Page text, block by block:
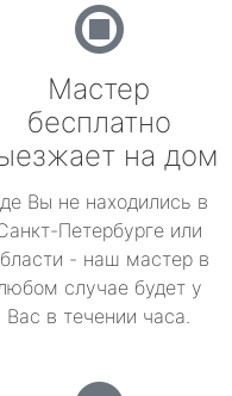
Мастер
бесплатно
на дом
Вы не находились в
Петербурге или
- наш мастер в
случае будет у
Вас в течении часа.